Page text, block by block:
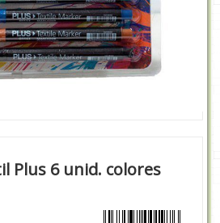
Plus 6 unid. colores